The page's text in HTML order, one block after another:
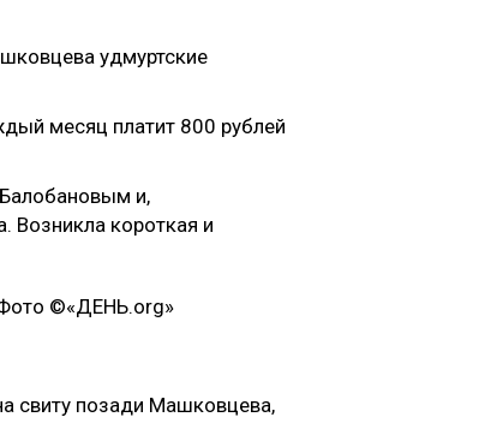
удмуртские
и,
Возникла короткая и
свиту позади Машковцева,